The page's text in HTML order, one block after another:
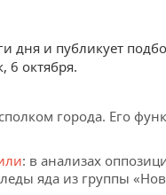
дня и публикует
6 октября.
города. Его
: в анализах
яда из группы